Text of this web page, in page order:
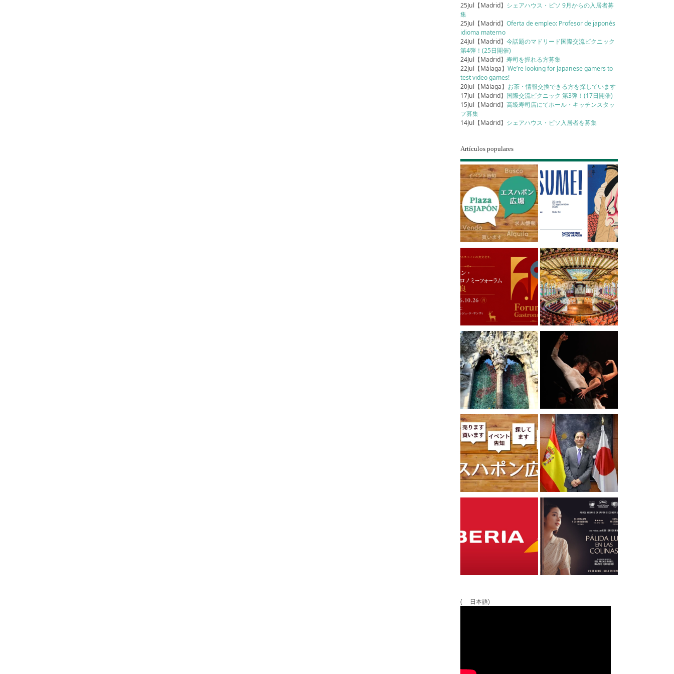
25Jul【Madrid】 シェアハウス・ピソ 9月からの入居者募
集
25Jul【Madrid】Oferta de empleo: Profesor de japonés
idioma materno
24Jul【Madrid】今話題のマドリード国際交流ピクニック
第4弾！(25日開催)
24Jul【Madrid】寿司を握れる方募集
22Jul【Málaga】We’re looking for Japanese gamers to
test video games!
20Jul【Málaga】 お茶・情報交換できる方を探しています
17Jul【Madrid】 国際交流ピクニック 第3弾！(17日開催)
15Jul【Madrid】高級寿司店にてホール・キッチンスタッ
フ募集
14Jul【Madrid】 シェアハウス・ピソ入居者を募集
Artículos populares
( 日本語)